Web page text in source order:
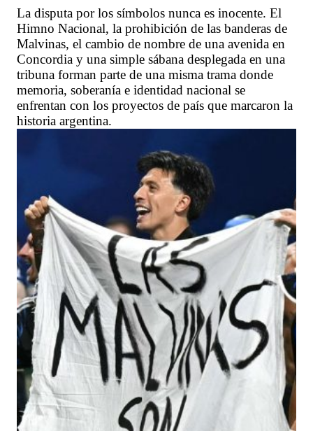
La disputa por los símbolos nunca es inocente. El
Himno Nacional, la prohibición de las banderas de
Malvinas, el cambio de nombre de una avenida en
Concordia y una simple sábana desplegada en una
tribuna forman parte de una misma trama donde
memoria, soberanía e identidad nacional se
enfrentan con los proyectos de país que marcaron la
historia argentina.